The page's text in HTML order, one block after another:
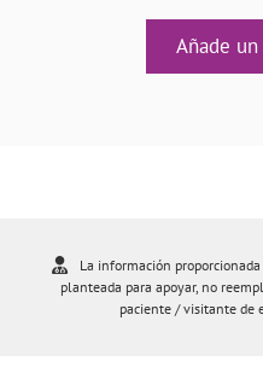
Añade
La información proporcionada
planteada para apoyar, no
paciente / visitante de